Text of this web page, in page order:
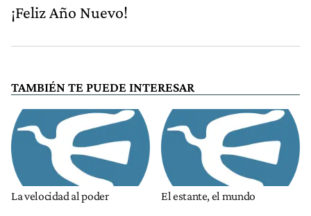
¡Feliz Año Nuevo!
TAMBIÉN TE PUEDE INTERESAR
La velocidad al poder El estante, el mundo